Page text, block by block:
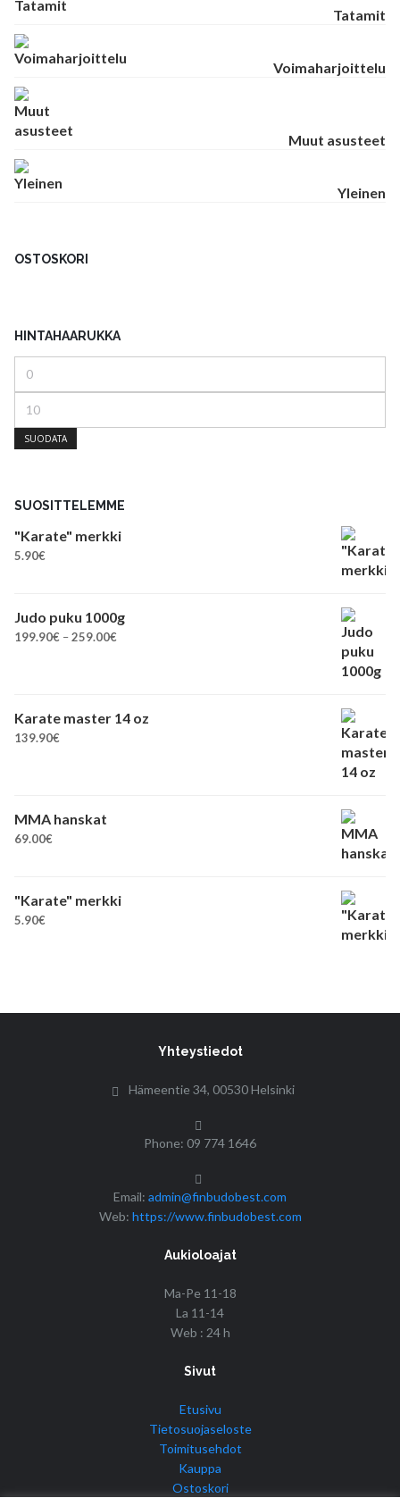
Tatamit
Voimaharjoittelu
Muut asusteet
Yleinen
OSTOSKORI
HINTAHAARUKKA
SUODATA
SUOSITTELEMME
"Karate" merkki
5.90€
Judo puku 1000g
199.90€ –259.00€
Karate master 14 oz
139.90€
MMA hanskat
69.00€
"Karate" merkki
5.90€
Yhteystiedot
Hämeentie 34, 00530 Helsinki
Phone: 09 774 1646
Email: admin@finbudobest.com
Web: https://www.finbudobest.com
Aukioloajat
Ma-Pe 11-18
La 11-14
Web : 24 h
Sivut
Etusivu
Tietosuojaseloste
Toimitusehdot
Kauppa
Ostoskori